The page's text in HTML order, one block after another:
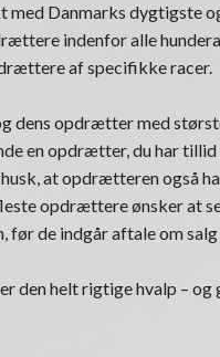
med Danmarks dygtigste
indenfor alle
af specifikke racer.
dens opdrætter med
en opdrætter, du har tillid
at opdrætteren også
opdrættere ønsker at
før de indgår aftale om salg
den helt rigtige hvalp – og